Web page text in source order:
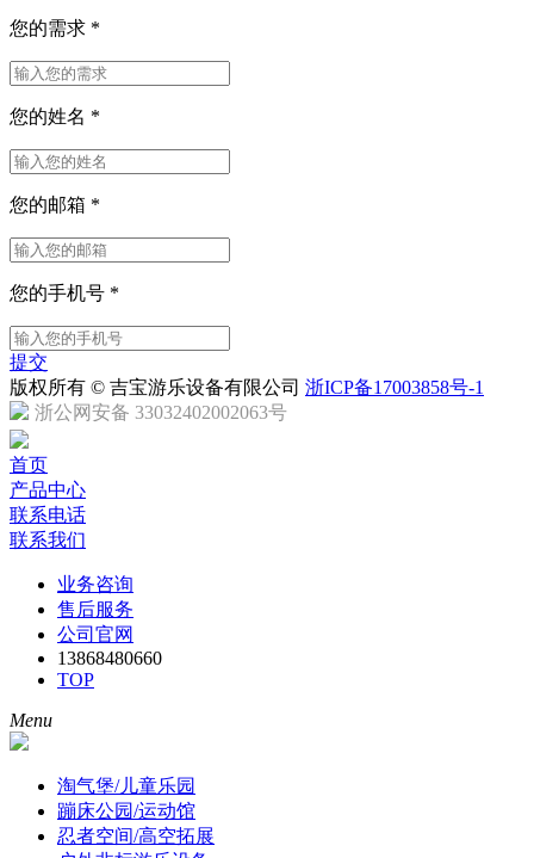
您的需求 *
您的姓名 *
您的邮箱 *
您的手机号 *
提交
版权所有 © 吉宝游乐设备有限公司 浙ICP备17003858号-1
浙公网安备 33032402002063号
首页
产品中心
联系电话
联系我们
业务咨询
售后服务
公司官网
13868480660
TOP
Menu
淘气堡/儿童乐园
蹦床公园/运动馆
忍者空间/高空拓展